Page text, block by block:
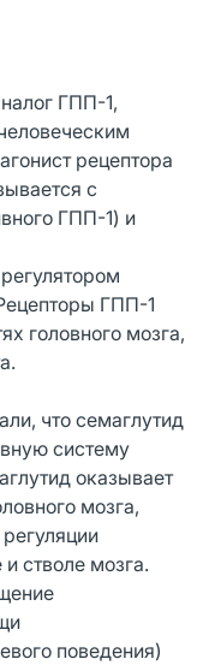
ГПП-1,
рецептора
с
ГПП-1) и
ГПП-1
головного мозга,
что семаглутид
систему
оказывает
мозга,
стволе мозга.
поведения)